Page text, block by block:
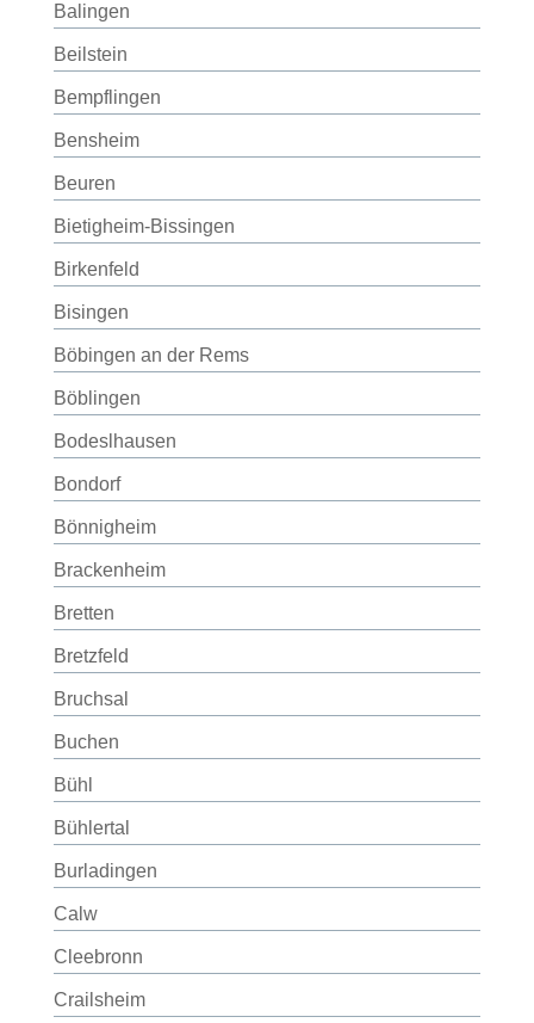
Balingen
Beilstein
Bempflingen
Bensheim
Beuren
Bietigheim-Bissingen
Birkenfeld
Bisingen
Böbingen an der Rems
Böblingen
Bodeslhausen
Bondorf
Bönnigheim
Brackenheim
Bretten
Bretzfeld
Bruchsal
Buchen
Bühl
Bühlertal
Burladingen
Calw
Cleebronn
Crailsheim